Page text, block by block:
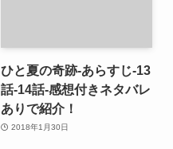
ひと夏の奇跡-あらすじ-13
話-14話-感想付きネタバレ
ありで紹介！
2018年1月30日